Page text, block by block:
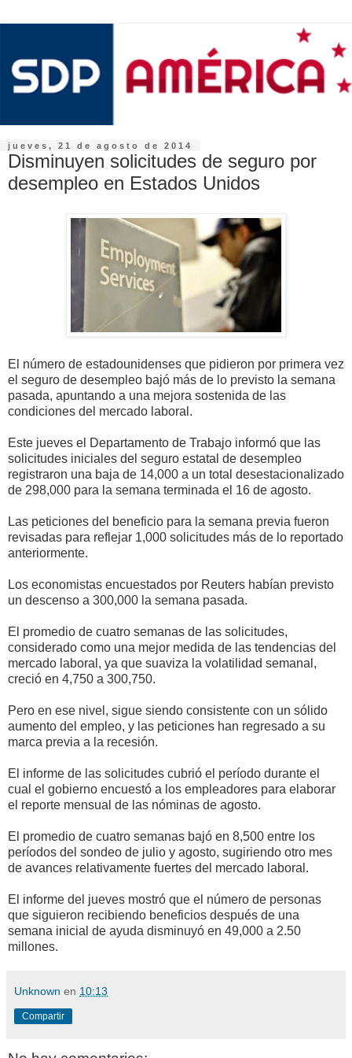
jueves, 21 de agosto de 2014
Disminuyen solicitudes de seguro por
desempleo en Estados Unidos
El número de estadounidenses que pidieron por primera vez
el seguro de desempleo bajó más de lo previsto la semana
pasada, apuntando a una mejora sostenida de las
condiciones del mercado laboral.
Este jueves el Departamento de Trabajo informó que las
solicitudes iniciales del seguro estatal de desempleo
registraron una baja de 14,000 a un total desestacionalizado
de 298,000 para la semana terminada el 16 de agosto.
Las peticiones del beneficio para la semana previa fueron
revisadas para reflejar 1,000 solicitudes más de lo reportado
anteriormente.
Los economistas encuestados por Reuters habían previsto
un descenso a 300,000 la semana pasada.
El promedio de cuatro semanas de las solicitudes,
considerado como una mejor medida de las tendencias del
mercado laboral, ya que suaviza la volatilidad semanal,
creció en 4,750 a 300,750.
Pero en ese nivel, sigue siendo consistente con un sólido
aumento del empleo, y las peticiones han regresado a su
marca previa a la recesión.
El informe de las solicitudes cubrió el período durante el
cual el gobierno encuestó a los empleadores para elaborar
el reporte mensual de las nóminas de agosto.
El promedio de cuatro semanas bajó en 8,500 entre los
períodos del sondeo de julio y agosto, sugiriendo otro mes
de avances relativamente fuertes del mercado laboral.
El informe del jueves mostró que el número de personas
que siguieron recibiendo beneficios después de una
semana inicial de ayuda disminuyó en 49,000 a 2.50
millones.
Unknown en 10:13
Compartir